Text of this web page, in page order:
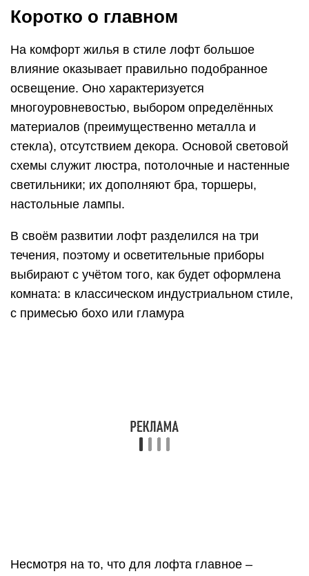
Несмотря на то, что для лофта главное –
функциональность приборов, они должны
притягивать внимание и быть акцентами
интерьера
Как появился стиль Loft в
интерьере
непринужденный и легкий шик в нью-йоркском
стены, максимальное пространство».